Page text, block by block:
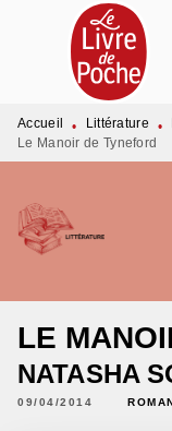
MENU
PIED DE PAGE
Accueil • Littérature •
Le Manoir de Tyneford
LE
NATASHA
09/04/2014